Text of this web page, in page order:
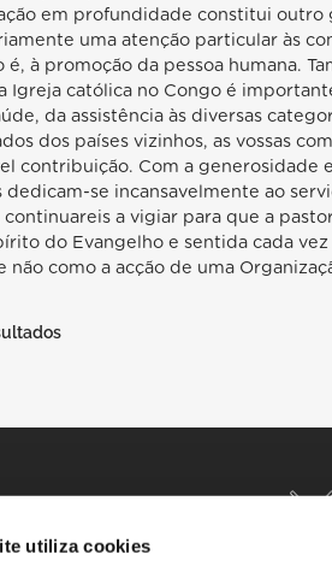
utiliza cookies
em profundidade constitui outro
uma atenção particular às
é, à promoção da pessoa humana.
Igreja católica no Congo é
da assistência às diversas
dos países vizinhos, as vossas
contribuição. Com a generosidade
dedicam-se incansavelmente ao
continuareis a vigiar para que a
do Evangelho e sentida cada
não como a acção de uma